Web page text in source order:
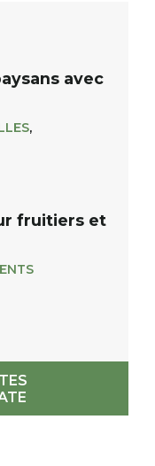
avec
,
fruitiers et